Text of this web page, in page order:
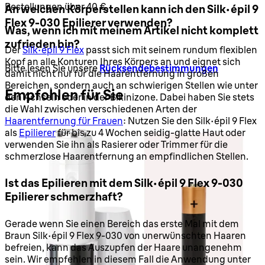
An welchen Körperstellen kann ich den Silk-épil 9
Flex 9-030 Epilierer verwenden?
DerSilk-épil 9 Flex passt sich mit seinem rundum flexiblen
Kopf an alle Konturen Ihres Körpers an und eignet sich
damit nicht nur für die Haarentfernung in großen
Bereichen, sondern auch an schwierigen Stellen wie unter
den Achseln oder in der Bikinizone. Dabei haben Sie stets
die Wahl zwischen verschiedenen Arten der
Haarentfernung für Frauen: Nutzen Sie den Silk-épil 9 Flex
als Epiliererfür bis zu 4 Wochen seidig-glatte Haut oder
verwenden Sie ihn als Rasierer oder Trimmer für die
schmerzlose Haarentfernung an empfindlichen Stellen.
Ist das Epilieren mit dem Silk-épil 9 Flex 9-030
Epilierer schmerzhaft?
Gerade wenn Sie einen Bereich das erste Mal mit dem
Braun Silk-épil 9 Flex 9-030 von unerwünschten Haaren
befreien, kann das Auszupfen der Haare unangenehm
sein. Wir empfehlen in diesem Fall die Anwendung unter
Bestellungen über 40 €.
Was, wenn ich mit meinem Artikel nicht komplett
zufrieden bin?
Bitte lesen Sie unsere Rücksendebestimmungen
Empfohlen für Sie